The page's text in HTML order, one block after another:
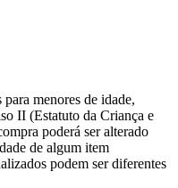
menores de idade,
II (Estatuto da Criança e
poderá ser alterado
de algum item
podem ser diferentes